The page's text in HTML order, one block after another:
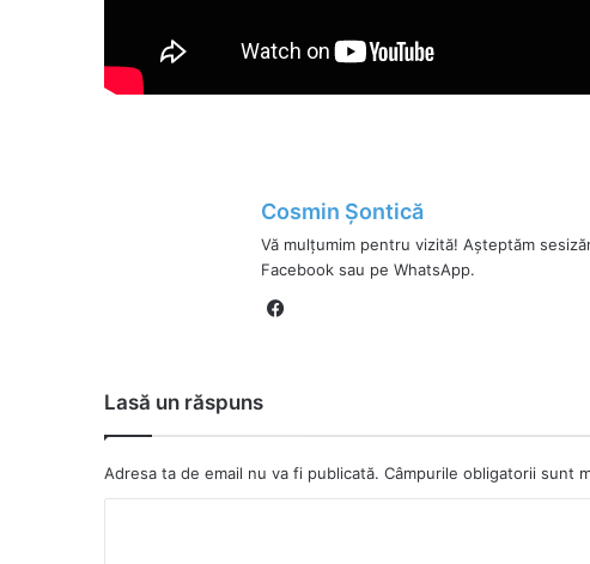
Cosmin Șontică
Vă mulțumim pentru vizită! Așteptăm
Facebook sau pe WhatsApp.
Lasă un răspuns
Adresa ta de email nu va fi publicată. Câmpurile obligatorii sunt